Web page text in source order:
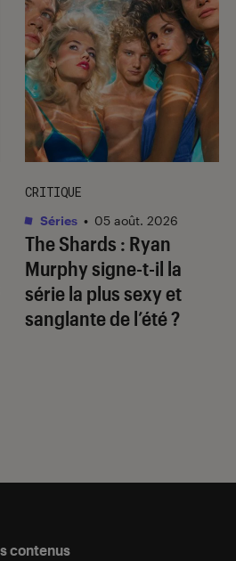
The Shards : Ryan
Murphy signe-t-il la
série la plus sexy et
sanglante de l’été ?
CRITIQUE
Séries • 05 août. 2026
contenus